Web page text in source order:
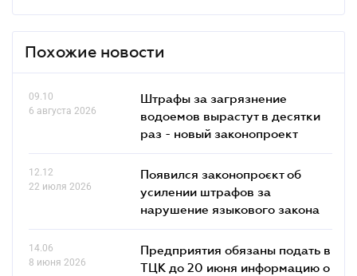
Похожие новости
09.10
6 августа 2026
Штрафы за загрязнение
водоемов вырастут в десятки
раз - новый законопроект
12.12
22 июля 2026
Появился законопроєкт об
усилении штрафов за
нарушение языкового закона
14.06
8 июня 2026
Предприятия обязаны подать в
ТЦК до 20 июня информацию о